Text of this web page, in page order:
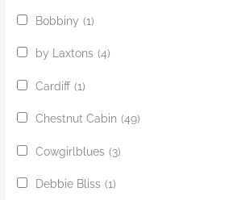
Bobbiny (1)
by Laxtons (4)
Cardiff (1)
Chestnut Cabin (49)
Cowgirlblues (3)
Debbie Bliss (1)